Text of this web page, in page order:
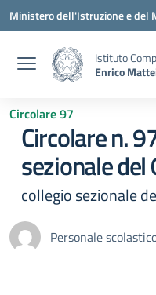
Vai ai contenuti
Vai al menu di navigazione
Vai al footer
Ministero dell'Istruzione e del
Istituto
Enrico
Circolare 97
Circolare n.
sezionale
collegio sezionale
Personale